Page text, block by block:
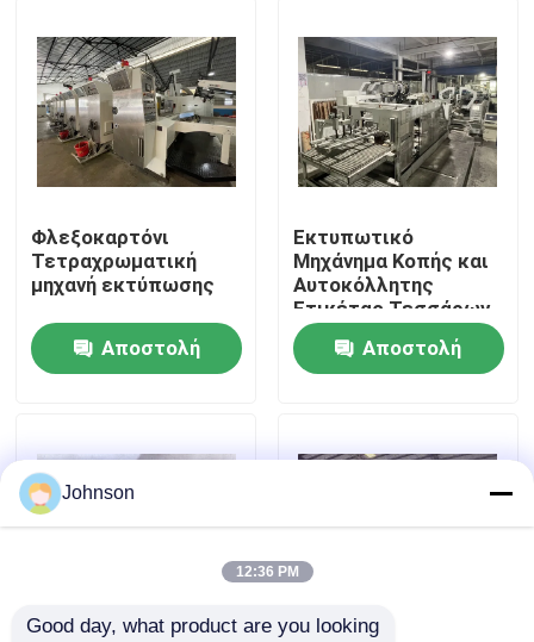
Βίντεο
Περίπου εμείς
Γύρος εργοστασίων
Ποιοτικός έλεγχος
Ειδήσεις
μηχανή εκτύπωσης χαρτοκιβωτίων
Φλεξοκαρτόνι
Τετραχρωματική
μηχανή εκτύπωσης
Αποστολή
Εκτυπωτικό
Μηχάνημα Κοπής και
Αυτοκόλλητης
Ετικέτας Τεσσάρων
Χρωμάτων
Αποστολή
Johnson
12:36 PM
Good day, what product are you looking